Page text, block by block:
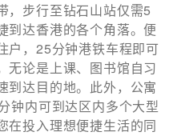
，步行至钻石山站仅需5
到达香港的各个角落。便
户，25分钟港铁车程即可
无论是上课、图书馆自习
到达目的地。此外，公寓
钟内可到达区内多个大型
在投入理想便捷生活的同